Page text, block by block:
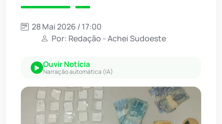
28 Mai 2026 / 17:00
Por: Redação - Achei Sudoeste
Ouvir Notícia
Narração automática (IA)